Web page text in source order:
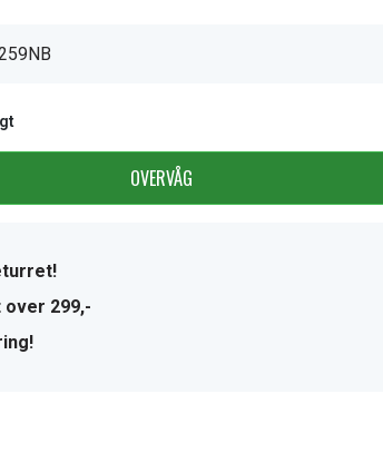
OVERVÅG
299,-